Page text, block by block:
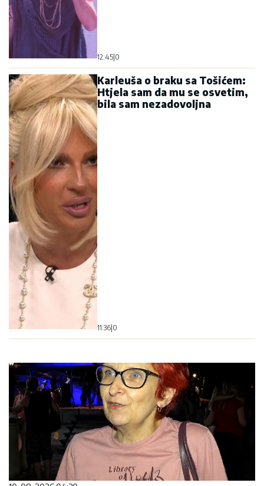
12:45|0
Karleuša o braku sa Tošićem:
Htjela sam da mu se osvetim,
bila sam nezadovoljna
11:36|0